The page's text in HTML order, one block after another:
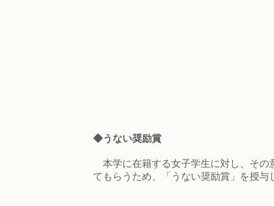
◆うない奨励賞
本学に在籍する女子学生に対し、その
てもらうため、「うない奨励賞」を授与